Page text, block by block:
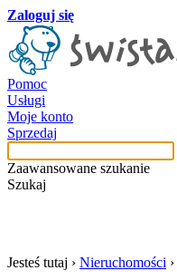
Zaloguj się
Pomoc
Usługi
Moje konto
Sprzedaj
Zaawansowane szukanie
Szukaj
Jesteś tutaj › Nieruchomości ›